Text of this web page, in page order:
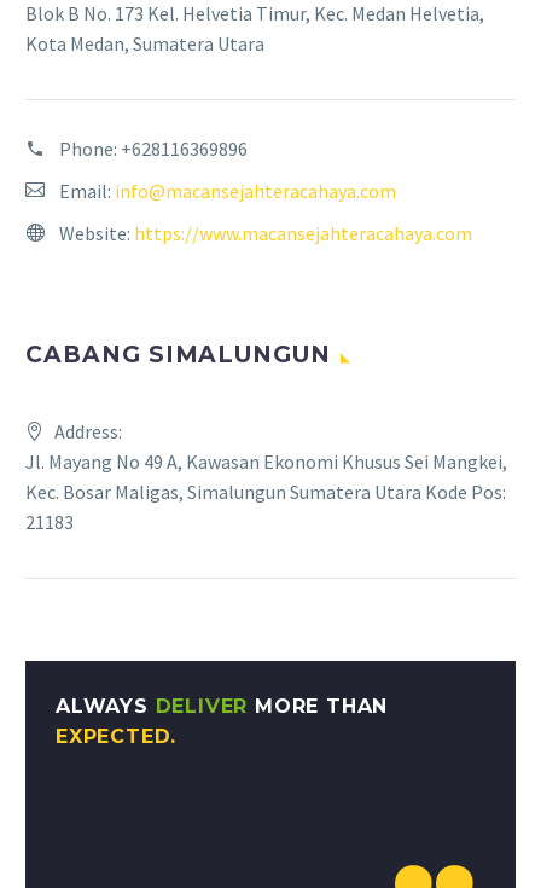
Blok B No. 173 Kel. Helvetia Timur, Kec. Medan Helvetia,
Kota Medan, Sumatera Utara
Phone: +628116369896
Email: info@macansejahteracahaya.com
Website: https://www.macansejahteracahaya.com
CABANG SIMALUNGUN
Address:
Jl. Mayang No 49 A, Kawasan Ekonomi Khusus Sei Mangkei,
Kec. Bosar Maligas, Simalungun Sumatera Utara Kode Pos:
21183
ALWAYS DELIVER MORE THAN
EXPECTED.